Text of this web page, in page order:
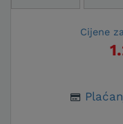
Cijene